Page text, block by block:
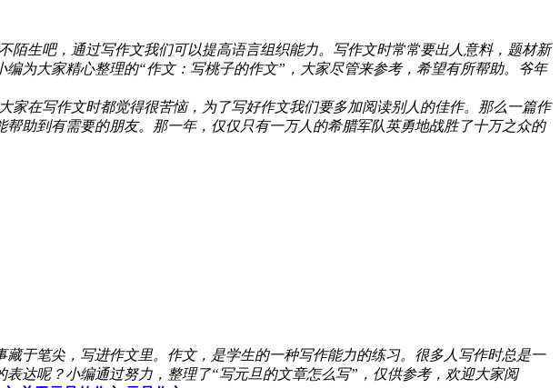
陌生吧，通过写作文我们可以提高语言组织能力。写作文时常常要出人意料，题材新
为大家精心整理的“作文：写桃子的作文”，大家尽管来参考，希望有所帮助。爷年
在写作文时都觉得很苦恼，为了写好作文我们要多加阅读别人的佳作。那么一篇作
助到有需要的朋友。那一年，仅仅只有一万人的希腊军队英勇地战胜了十万之众的
藏于笔尖，写进作文里。作文，是学生的一种写作能力的练习。很多人写作时总是一
达呢？小编通过努力，整理了“写元旦的文章怎么写”，仅供参考，欢迎大家阅